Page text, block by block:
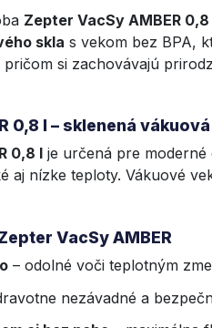
Zepter VacSy AMBER 0,8
skla s vekom bez BPA,
pričom si zachovávajú
0,8 l – sklenená
0,8 l je určená pre
aj nízke teploty. Vákuové
VacSy AMBER
– odolné voči teplotným
nezávadné a